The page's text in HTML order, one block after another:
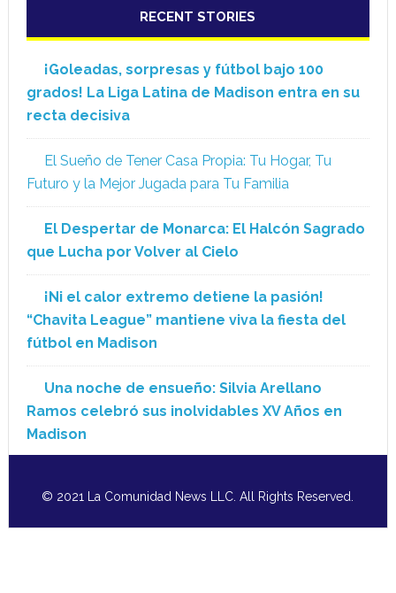
RECENT STORIES
¡Goleadas, sorpresas y fútbol bajo 100
grados! La Liga Latina de Madison entra en su
recta decisiva
El Sueño de Tener Casa Propia: Tu Hogar, Tu
Futuro y la Mejor Jugada para Tu Familia
El Despertar de Monarca: El Halcón Sagrado
que Lucha por Volver al Cielo
¡Ni el calor extremo detiene la pasión!
“Chavita League” mantiene viva la fiesta del
fútbol en Madison
Una noche de ensueño: Silvia Arellano
Ramos celebró sus inolvidables XV Años en
Madison
© 2021 La Comunidad News LLC. All Rights Reserved.